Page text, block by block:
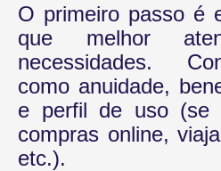
O primeiro passo é
que melhor
necessidades.
como anuidade,
e perfil de uso (se
compras online,
etc.).